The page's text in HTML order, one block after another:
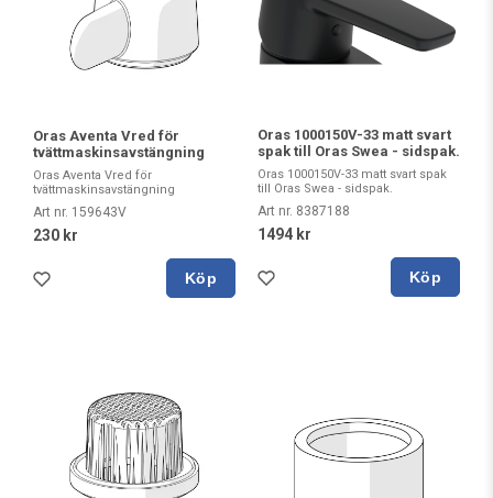
Oras Aventa Vred för
tvättmaskinsavstängning
Oras Aventa Vred för
tvättmaskinsavstängning
Art nr. 159643V
230 kr
Köp
Oras 1000150V-33 matt svart
spak till Oras Swea - sidspak.
Oras 1000150V-33 matt svart spak
till Oras Swea - sidspak.
Art nr. 8387188
1494 kr
Köp